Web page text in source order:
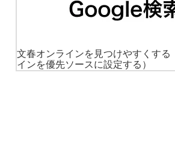
文春オンラインを見つけやすくする
インを優先ソースに設定する）